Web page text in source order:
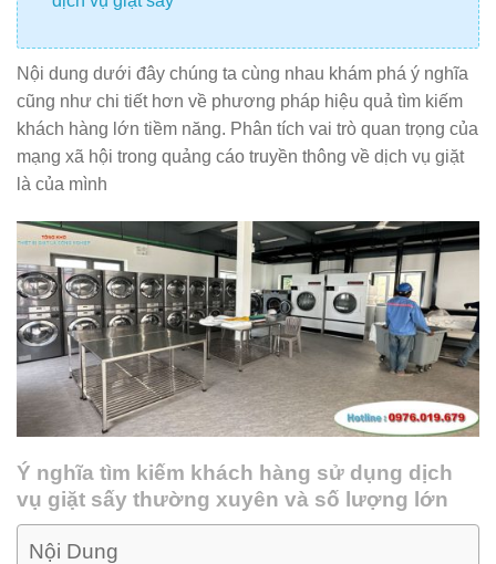
Nội dung dưới đây chúng ta cùng nhau khám phá ý nghĩa
cũng như chi tiết hơn về phương pháp hiệu quả tìm kiếm
khách hàng lớn tiềm năng. Phân tích vai trò quan trọng của
mạng xã hội trong quảng cáo truyền thông về dịch vụ giặt
là của mình
Ý nghĩa tìm kiếm khách hàng sử dụng dịch
vụ giặt sấy thường xuyên và số lượng lớn
Nội Dung